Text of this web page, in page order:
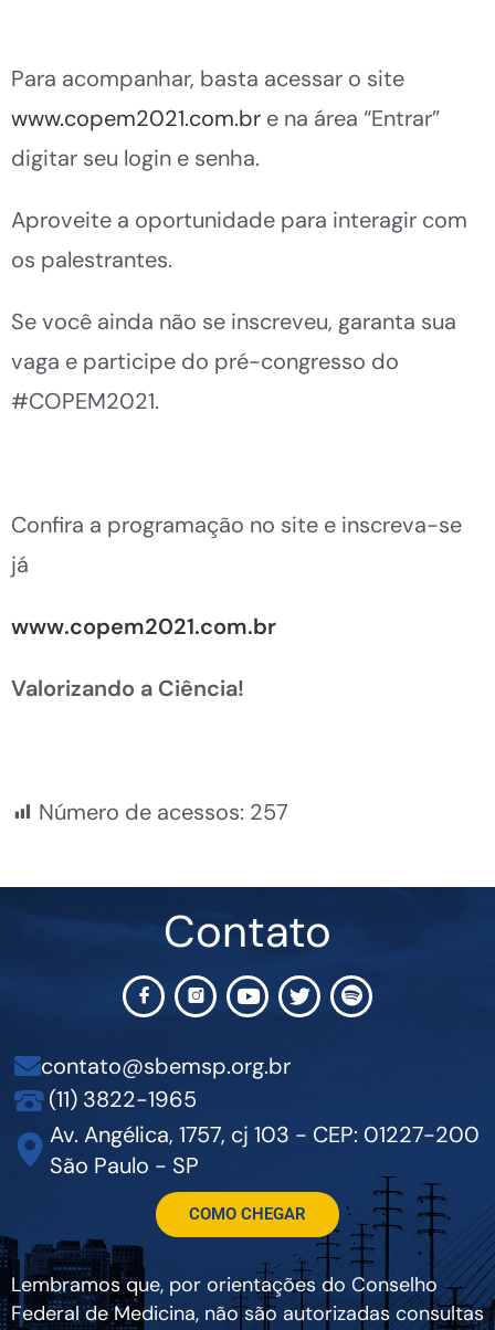
Para acompanhar, basta acessar o site
www.copem2021.com.br e na área “Entrar”
digitar seu login e senha.
Aproveite a oportunidade para interagir com
os palestrantes.
Se você ainda não se inscreveu, garanta sua
vaga e participe do pré-congresso do
#COPEM2021.
Confira a programação no site e inscreva-se
já
www.copem2021.com.br
Valorizando a Ciência!
Número de acessos: 257
Contato
contato@sbemsp.org.br
(11) 3822-1965
Av. Angélica, 1757, cj 103 - CEP: 01227-200
São Paulo - SP
COMO CHEGAR
Lembramos que, por orientações do Conselho
Federal de Medicina, não são autorizadas consultas